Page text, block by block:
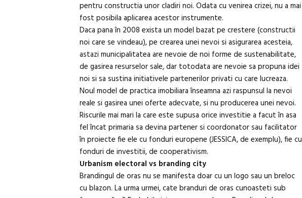
pentru constructia unor cladiri noi. Odata cu venirea crizei, nu a mai
fost posibila aplicarea acestor instrumente.
Daca pana în 2008 exista un model bazat pe crestere (constructii
noi care se vindeau), pe crearea unei nevoi si asigurarea acesteia,
astazi municipalitatea are nevoie de noi forme de sustenabilitate,
de gasirea resurselor sale, dar totodata are nevoie sa propuna idei
noi si sa sustina initiativele partenerilor privati cu care lucreaza.
Noul model de practica imobiliara înseamna azi raspunsul la nevoi
reale si gasirea unei oferte adecvate, si nu producerea unei nevoi.
Riscurile mai mari la care este supusa orice investitie a facut în asa
fel încat primaria sa devina partener si coordonator sau facilitator
în proiecte fie ele cu fonduri europene (JESSICA, de exemplu), fie cu
fonduri de investitii, de cooperativism.
Urbanism electoral vs branding city
Brandingul de oras nu se manifesta doar cu un logo sau un breloc
cu blazon. La urma urmei, cate branduri de oras cunoasteti sub